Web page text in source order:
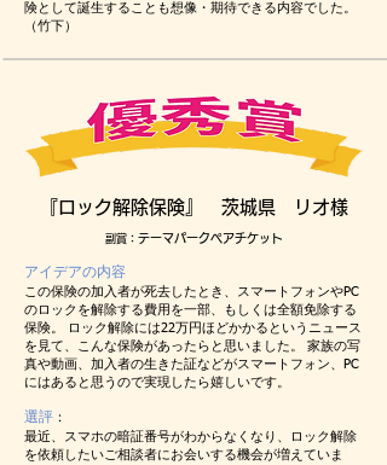
険として誕生することも想像・期待できる内容でした。
（竹下）
『ロック解除保険』 茨城県 リオ様
副賞： テーマパークペアチケット
アイデアの内容
この保険の加入者が死去したとき、スマートフォンやPC
のロックを解除する費用を一部、もしくは全額免除する
保険。 ロック解除には22万円ほどかかるというニュース
を見て、こんな保険があったらと思いました。 家族の写
真や動画、加入者の生きた証などがスマートフォン、PC
にはあると思うので実現したら嬉しいです。
選評 ：
最近、スマホの暗証番号がわからなくなり、ロック解除
を依頼したいご相談者にお会いする機会が増えていま